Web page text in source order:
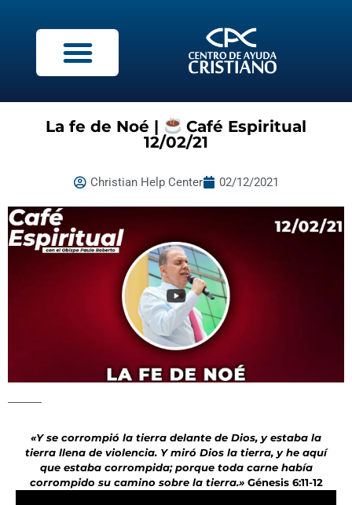
La fe de Noé |
Café Espiritual
12/02/21
Christian Help Center 02/12/2021
«Y se corrompió la tierra delante de Dios, y estaba la
tierra llena de violencia. Y miró Dios la tierra, y he aquí
que estaba corrompida; porque toda carne había
corrompido su camino sobre la tierra.»Génesis 6:11-12